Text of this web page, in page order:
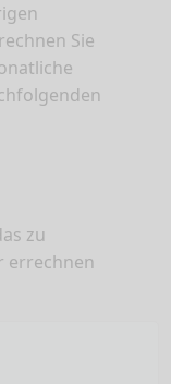
Sie
zu
errechnen